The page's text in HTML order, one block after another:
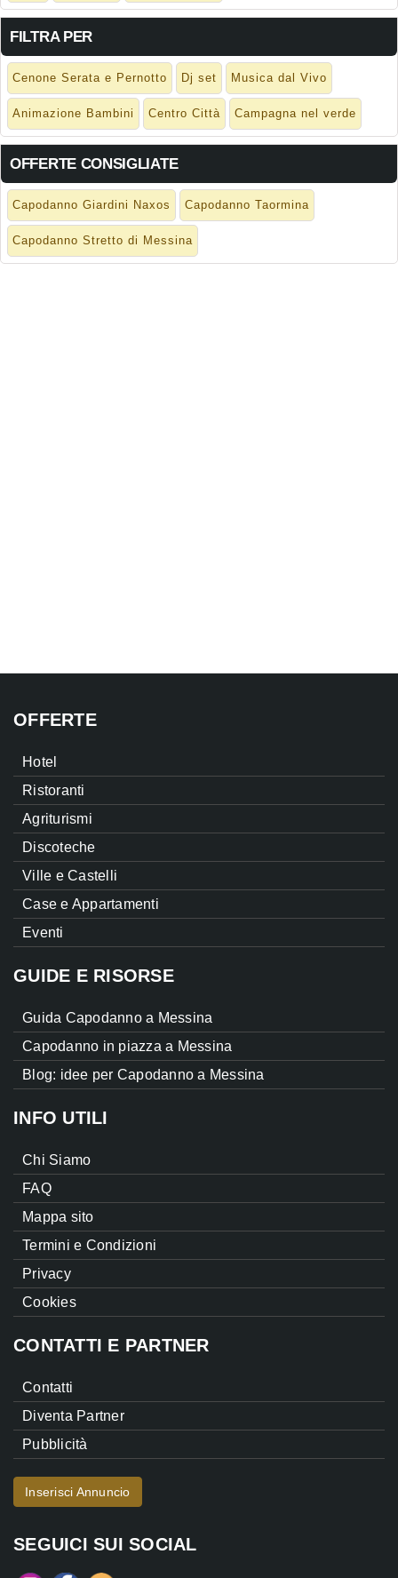
FILTRA PER
Cenone Serata e Pernotto Dj set Musica dal Vivo
Animazione Bambini Centro Città Campagna nel verde
OFFERTE CONSIGLIATE
Capodanno Giardini Naxos Capodanno Taormina
Capodanno Stretto di Messina
OFFERTE
Hotel
Ristoranti
Agriturismi
Discoteche
Ville e Castelli
Case e Appartamenti
Eventi
GUIDE E RISORSE
Guida Capodanno a Messina
Capodanno in piazza a Messina
Blog: idee per Capodanno a Messina
INFO UTILI
Chi Siamo
FAQ
Mappa sito
Termini e Condizioni
Privacy
Cookies
CONTATTI E PARTNER
Contatti
Diventa Partner
Pubblicità
Inserisci Annuncio
SEGUICI SUI SOCIAL